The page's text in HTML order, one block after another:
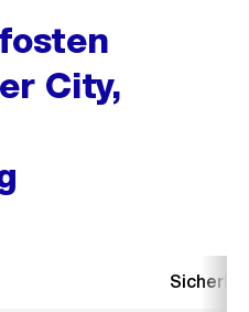
City,